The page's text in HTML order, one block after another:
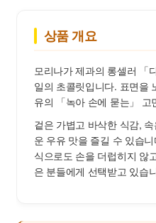
상품 개요
모리나가 제과의 롱셀러 「
일의 초콜릿입니다. 표면을
유의 「녹아 손에 묻는」 고
겉은 가볍고 바삭한 식감,
운 우유 맛을 즐길 수 있습
식으로도 손을 더럽히지 않
은 분들에게 선택받고 있습